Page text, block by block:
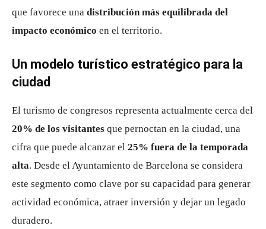
que favorece una distribución más equilibrada del
impacto económico en el territorio.
Un modelo turístico estratégico para la
ciudad
El turismo de congresos representa actualmente cerca del
20% de los visitantes que pernoctan en la ciudad, una
cifra que puede alcanzar el 25% fuera de la temporada
alta. Desde elAyuntamiento de Barcelona se considera
este segmento como clave por su capacidad para generar
actividad económica, atraer inversión y dejar un legado
duradero.